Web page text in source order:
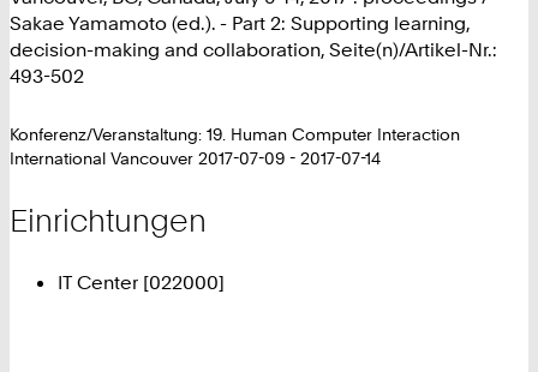
Sakae Yamamoto (ed.). - Part 2: Supporting learning,
decision-making and collaboration, Seite(n)/Artikel-Nr.:
493-502
Konferenz/Veranstaltung: 19. Human Computer Interaction
International Vancouver 2017-07-09 - 2017-07-14
Einrichtungen
IT Center [022000]